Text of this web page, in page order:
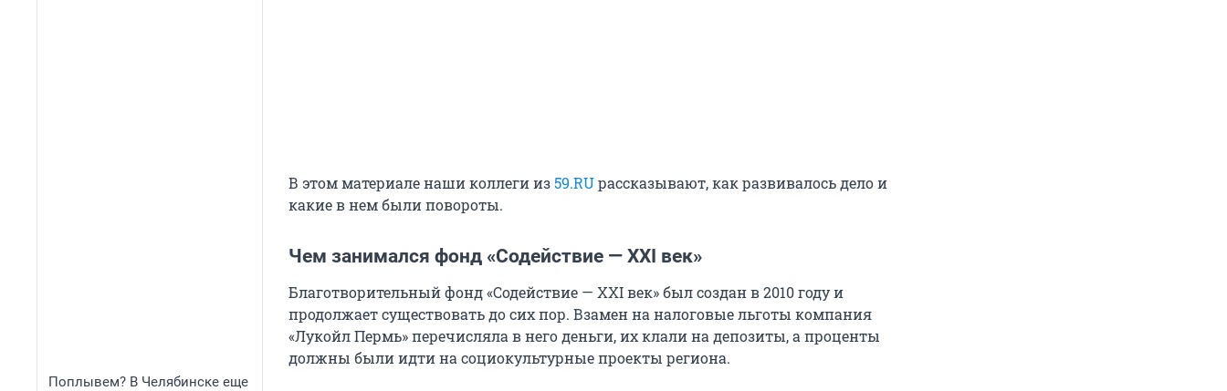
Поплывем? В Челябинске еще
В этом материале наши коллеги из59.RUрассказывают, как развивалось дело и
какие в нем были повороты.
Чем занимался фонд «Содействие — XXI век»
Благотворительный фонд «Содействие — XXI век» был создан в 2010 году и
продолжает существовать до сих пор. Взамен на налоговые льготы компания
«Лукойл Пермь» перечисляла в него деньги, их клали на депозиты, а проценты
должны были идти на социокультурные проекты региона.